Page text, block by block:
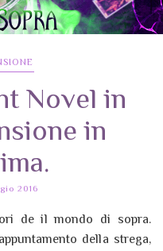
Novel in
in
2016
de il mondo di sopra.
della strega,